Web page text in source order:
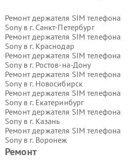
Ремонт
Ремонт держателя SIM телефона
Sony в г. Санкт-Петербург
Ремонт держателя SIM телефона
Sony в г. Краснодар
Ремонт держателя SIM телефона
Sony в г. Ростов-на-Дону
Ремонт держателя SIM телефона
Sony в г. Новосибирск
Ремонт держателя SIM телефона
Sony в г. Екатеринбург
Ремонт держателя SIM телефона
Sony в г. Казань
Ремонт держателя SIM телефона
Sony в г. Воронеж
Ремонт держателя SIM телефона
Sony в г.Волгоград